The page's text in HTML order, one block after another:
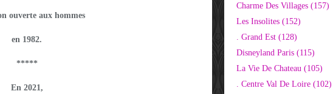
ouverte aux hommes
en 1982.
*****
En 2021,
Charme Des Villages (157)
Les Insolites (152)
. Grand Est (128)
Disneyland Paris (115)
La Vie De Chateau (105)
. Centre Val De Loire (102)